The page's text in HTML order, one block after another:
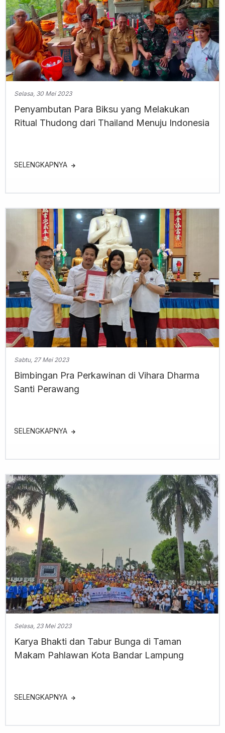
Selasa, 30 Mei 2023
Penyambutan Para Biksu yang Melakukan
Ritual Thudong dari Thailand Menuju Indonesia
SELENGKAPNYA
Sabtu, 27 Mei 2023
Bimbingan Pra Perkawinan di Vihara Dharma
Santi Perawang
SELENGKAPNYA
Selasa, 23 Mei 2023
Karya Bhakti dan Tabur Bunga di Taman
Makam Pahlawan Kota Bandar Lampung
SELENGKAPNYA